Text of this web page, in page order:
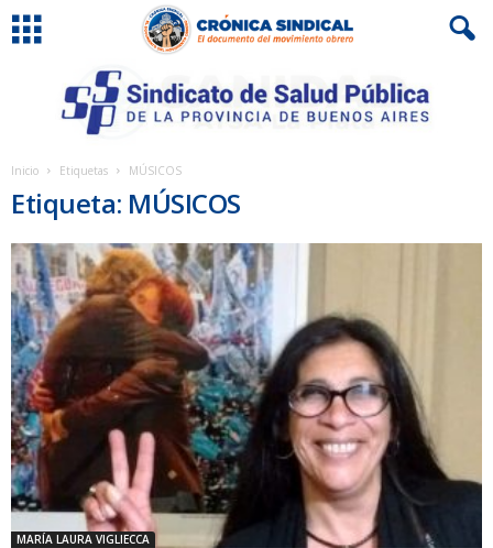
Inicio Etiquetas MÚSICOS
Etiqueta: MÚSICOS
MARÍA LAURA VIGLIECCA